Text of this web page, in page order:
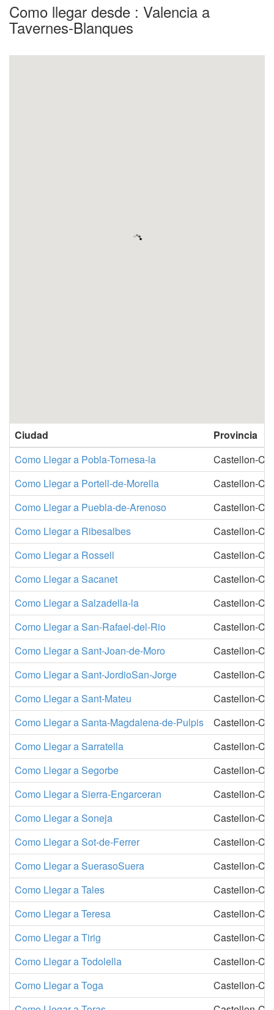
Como llegar desde : Valencia a
Tavernes-Blanques
Ciudad
Provincia
Como Llegar a Pobla-Tornesa-la
Castellon-
Como Llegar a Portell-de-Morella
Castellon-
Como Llegar a Puebla-de-Arenoso
Castellon-
Como Llegar a Ribesalbes
Castellon-
Como Llegar a Rossell
Castellon-
Como Llegar a Sacanet
Castellon-
Como Llegar a Salzadella-la
Castellon-
Como Llegar a San-Rafael-del-Rio
Castellon-
Como Llegar a Sant-Joan-de-Moro
Castellon-
Como Llegar a Sant-JordioSan-Jorge
Castellon-
Como Llegar a Sant-Mateu
Castellon-
Como Llegar a Santa-Magdalena-de-Pulpis
Castellon-
Como Llegar a Sarratella
Castellon-
Como Llegar a Segorbe
Castellon-
Como Llegar a Sierra-Engarceran
Castellon-
Como Llegar a Soneja
Castellon-
Como Llegar a Sot-de-Ferrer
Castellon-
Como Llegar a SuerasoSuera
Castellon-
Como Llegar a Tales
Castellon-
Como Llegar a Teresa
Castellon-
Como Llegar a Tirig
Castellon-
Como Llegar a Todolella
Castellon-
Como Llegar a Toga
Castellon-